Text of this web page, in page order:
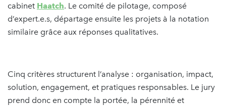
cabinet Haatch. Le comité de pilotage, composé
d’expert.e.s, départage ensuite les projets à la notation
similaire grâce aux réponses qualitatives.
Cinq critères structurent l’analyse : organisation, impact,
solution, engagement, et pratiques responsables. Le jury
prend donc en compte la portée, la pérennité et